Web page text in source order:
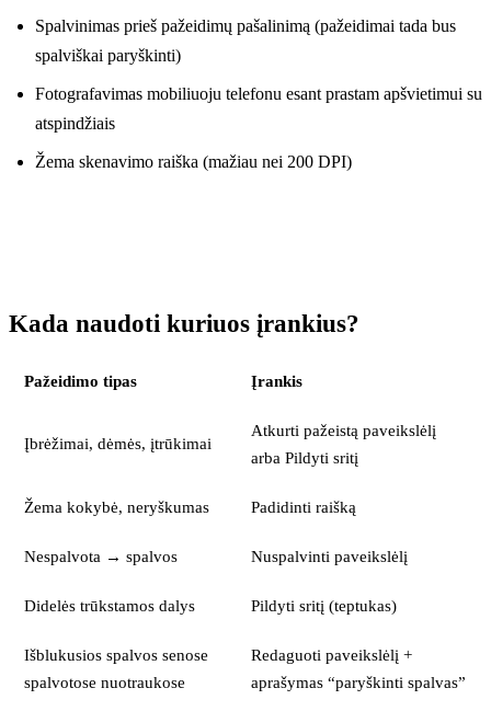
Spalvinimas prieš pažeidimų pašalinimą (pažeidimai tada bus
spalviškai paryškinti)
Fotografavimas mobiliuoju telefonu esant prastam apšvietimui su
atspindžiais
Žema skenavimo raiška (mažiau nei 200 DPI)
Kada naudoti kuriuos įrankius?
Pažeidimo tipas Įrankis
Įbrėžimai, dėmės, įtrūkimai
Atkurti pažeistą paveikslėlį
arba Pildyti sritį
Žema kokybė, neryškumas Padidinti raišką
Nespalvota → spalvos Nuspalvinti paveikslėlį
Didelės trūkstamos dalys Pildyti sritį (teptukas)
Išblukusios spalvos senose
spalvotose nuotraukose
Redaguoti paveikslėlį +
aprašymas “paryškinti spalvas”